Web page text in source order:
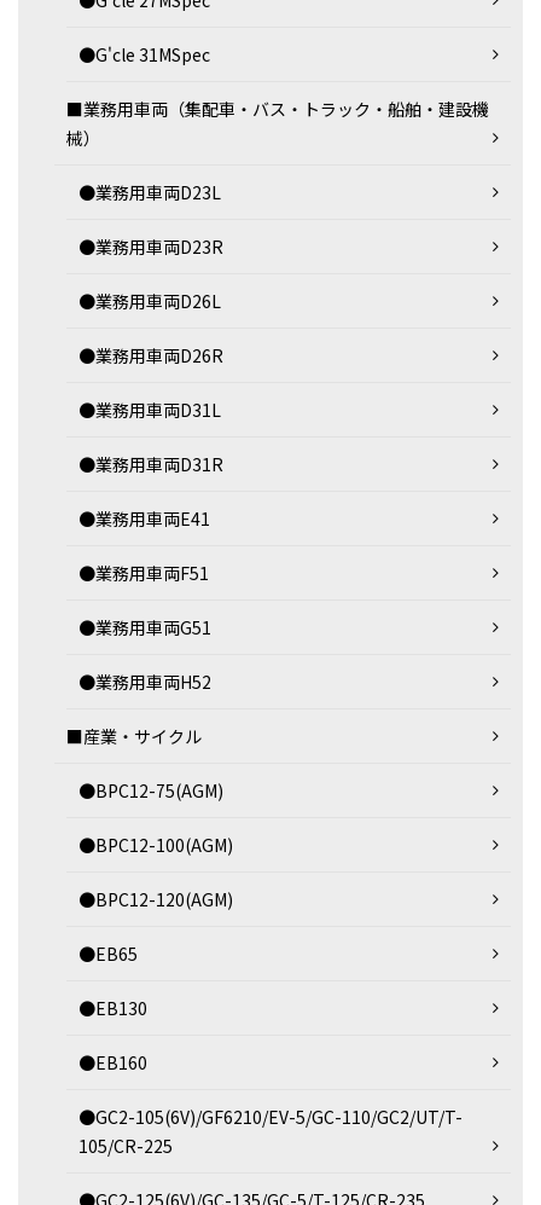
●G'cle 31MSpec
■業務用車両（集配車・バス・トラック・船舶・建設機
械）
●業務用車両D23L
●業務用車両D23R
●業務用車両D26L
●業務用車両D26R
●業務用車両D31L
●業務用車両D31R
●業務用車両E41
●業務用車両F51
●業務用車両G51
●業務用車両H52
■産業・サイクル
●BPC12-75(AGM)
●BPC12-100(AGM)
●BPC12-120(AGM)
●EB65
●EB130
●EB160
●GC2-105(6V)/GF6210/EV-5/GC-110/GC2/UT/T-
105/CR-225
●GC2-125(6V)/GC-135/GC-5/T-125/CR-235